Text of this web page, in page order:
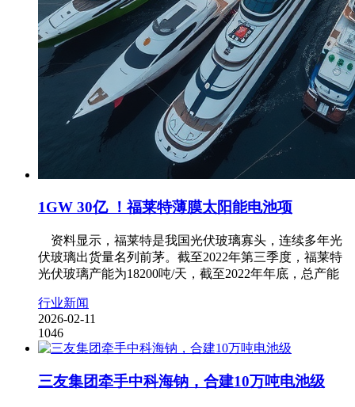
1GW 30亿 ！福莱特薄膜太阳能电池项
资料显示，福莱特是我国光伏玻璃寡头，连续多年光
伏玻璃出货量名列前茅。截至2022年第三季度，福莱特
光伏玻璃产能为18200吨/天，截至2022年年底，总产能
行业新闻
2026-02-11
1046
三友集团牵手中科海钠，合建10万吨电池级